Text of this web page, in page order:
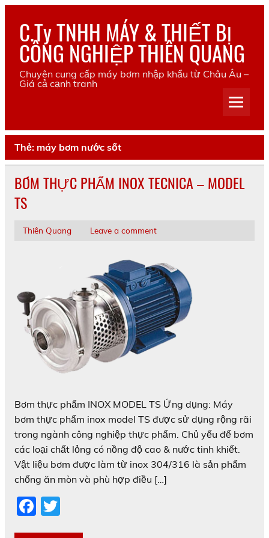
Skip
contentC.Ty TNHH MÁY & THIẾT BỊ
CÔNG NGHIỆP THIÊN QUANG
Chuyên cung cấp máy bơm nhập khẩu từ Châu Âu –
Giá cả cạnh tranh
Thẻ: máy bơm nước sốt
BƠM THỰC PHẨM INOX TECNICA – MODEL
TS
Thiên Quang Leave a comment
Bơm thực phẩm INOX MODEL TS Ứng dụng: Máy
bơm thực phẩm inox model TS được sử dụng rộng rãi
trong ngành công nghiệp thực phẩm. Chủ yếu để bơm
các loại chất lỏng có nồng độ cao & nước tinh khiết.
Vật liệu bơm được làm từ inox 304/316 là sản phẩm
chống ăn mòn và phù hợp điều […]
F